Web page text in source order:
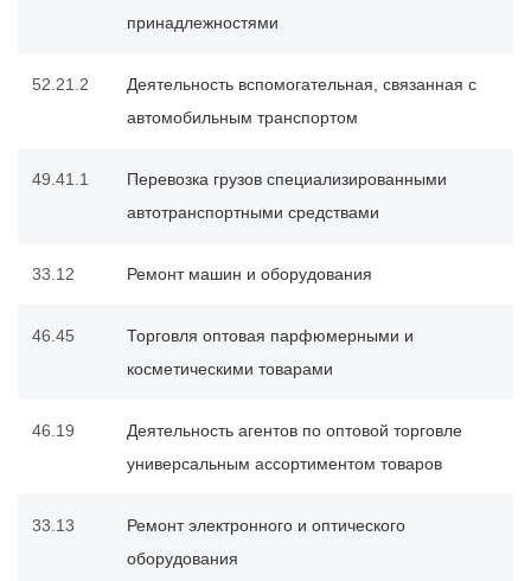
принадлежностями
52.21.2
Деятельность вспомогательная, связанная с
автомобильным транспортом
49.41.1
Перевозка грузов специализированными
автотранспортными средствами
33.12 Ремонт машин и оборудования
46.45
Торговля оптовая парфюмерными и
косметическими товарами
46.19
Деятельность агентов по оптовой торговле
универсальным ассортиментом товаров
33.13
Ремонт электронного и оптического
оборудования